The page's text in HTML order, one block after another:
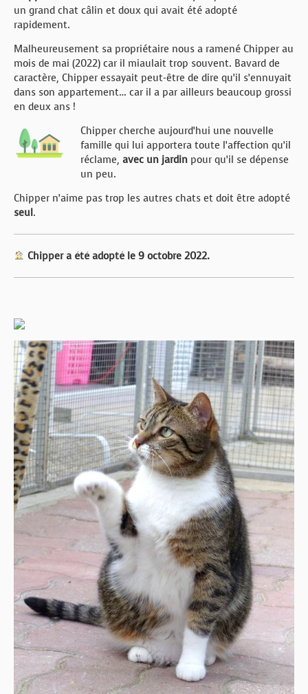
un grand chat câlin et doux qui avait été adopté
rapidement.
Malheureusement sa propriétaire nous a ramené Chipper au
mois de mai (2022) car il miaulait trop souvent. Bavard de
caractère, Chipper essayait peut-être de dire qu’il s’ennuyait
dans son appartement… car il a par ailleurs beaucoup grossi
en deux ans !
Chipper cherche aujourd’hui une nouvelle
famille qui lui apportera toute l’affection qu’il
réclame, avec un jardinpour qu’il se dépense
un peu.
Chipper n’aime pas trop les autres chats et doit être adopté
seul.
Chipper a été adopté le 9 octobre 2022.